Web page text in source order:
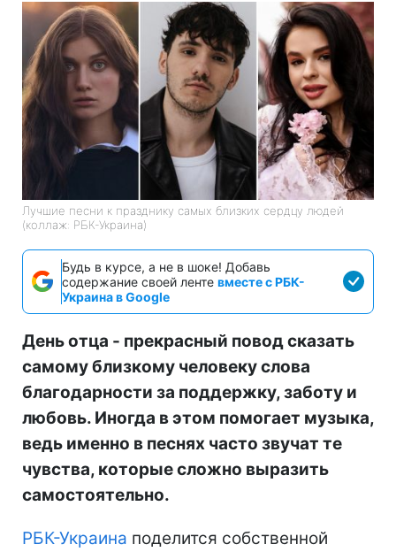
Лучшие песни к празднику самых близких сердцу людей
(коллаж: РБК-Украина)
Будь в курсе, а не в шоке! Добавь
содержание своей ленте вместе с РБК-
Украина в Google
День отца - прекрасный повод сказать
самому близкому человеку слова
благодарности за поддержку, заботу и
любовь. Иногда в этом помогает музыка,
ведь именно в песнях часто звучат те
чувства, которые сложно выразить
самостоятельно.
РБК-Украина поделится собственной